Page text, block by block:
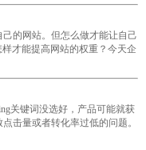
的网站。但怎么做才能让自己
才能提高网站的权重？今天企
关键词没选好，产品可能就获
击量或者转化率过低的问题。